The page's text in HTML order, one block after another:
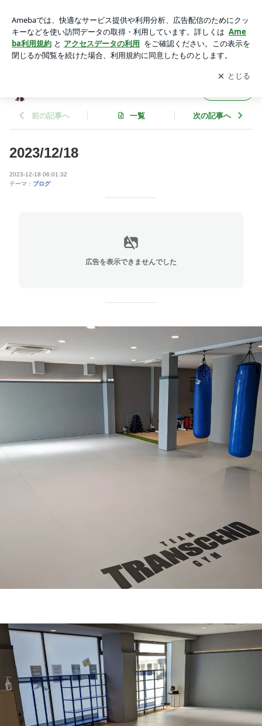
アプリをダウンロードして ブログの更新通知
を受け取りまし
ょう。
開く
前の記事へ 一覧 次の記事へ
2023/12/18
2023-12-18 06:01:32
テーマ： ブログ
広告を表示できませんでした